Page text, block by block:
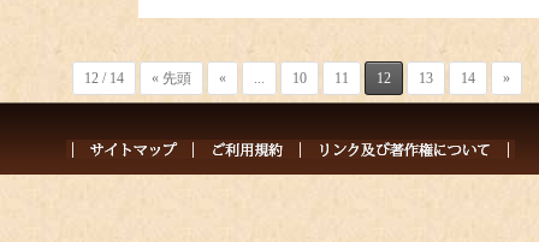
12 / 14 « 先頭 « ... 10 11 12 13 14 »